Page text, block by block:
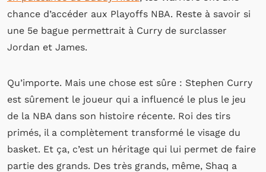
chance d’accéder aux Playoffs NBA. Reste à savoir si
une 5e bague permettrait à Curry de surclasser
Jordan et James.
Qu’importe. Mais une chose est sûre : Stephen Curry
est sûrement le joueur qui a influencé le plus le jeu
de la NBA dans son histoire récente. Roi des tirs
primés, il a complètement transformé le visage du
basket. Et ça, c’est un héritage qui lui permet de faire
partie des grands. Des très grands, même, Shaq a